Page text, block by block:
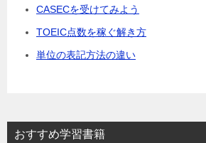
CASECを受けてみよう
TOEIC点数を稼ぐ解き方
単位の表記方法の違い
おすすめ学習書籍